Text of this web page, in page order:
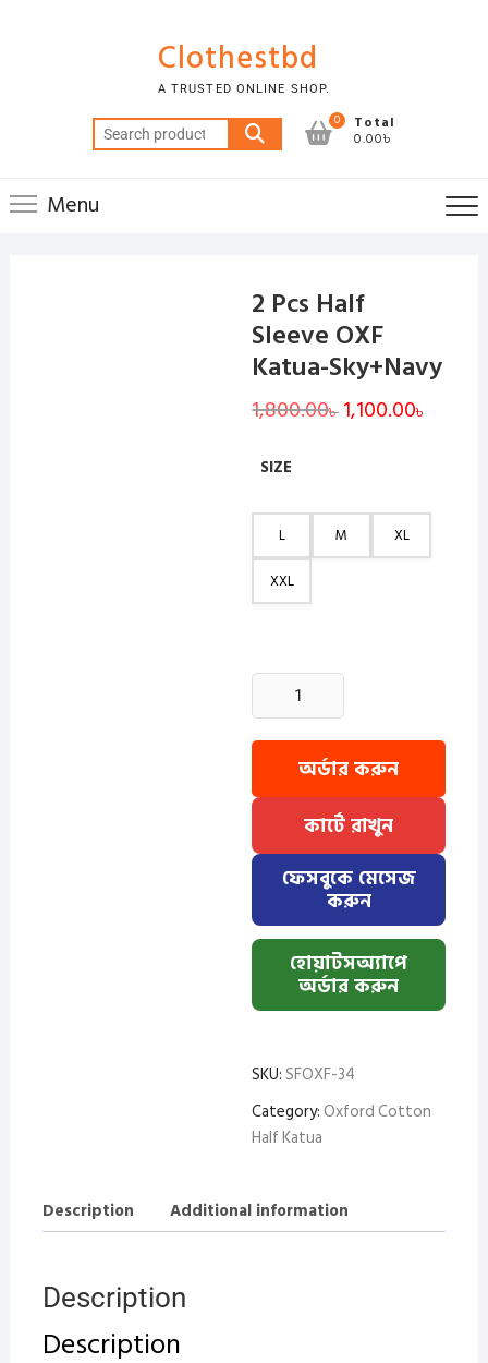
Clothestbd
A TRUSTED ONLINE SHOP.
Search
for:
0 Total
0.00৳
Menu
2 Pcs Half
Sleeve OXF
Katua-Sky+Navy
1,800.00৳ Original
price
1,100.00৳
SIZE
L M
XL
XXL
2
Pcs
Half
OXF
Sky+Navy
quantity
কার্টে রাখুন
অর্ডার করুন
ফেসবুকে মেসেজ
করুন
হোয়াটসঅ্যাপে
অর্ডার করুন
SKU:SFOXF-34
Category:Oxford Cotton
Half Katua
Description Additional information
Description
Description